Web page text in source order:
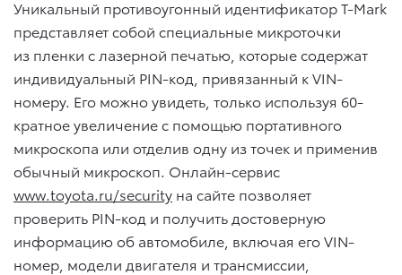
Уникальный противоугонный идентификатор T-Mark
представляет собой специальные микроточки
из пленки с лазерной печатью, которые содержат
индивидуальный PIN-код, привязанный к VIN-
номеру. Его можно увидеть, только используя 60-
кратное увеличение с помощью портативного
микроскопа или отделив одну из точек и применив
обычный микроскоп. Онлайн-сервис
www.toyota.ru/security на сайте позволяет
проверить PIN-код и получить достоверную
информацию об автомобиле, включая его VIN-
номер, модели двигателя и трансмиссии,